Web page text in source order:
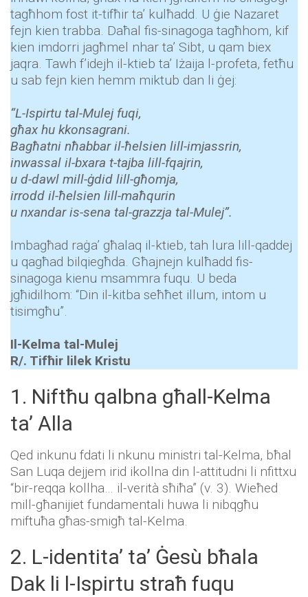
tagħhom fost it-tifħir ta’ kulħadd. U ġie Nazaret
fejn kien trabba. Daħal fis-sinagoga tagħhom, kif
kien imdorri jagħmel nhar ta’ Sibt, u qam biex
jaqra. Tawh f’idejh il-ktieb ta’ Iżaija l-profeta, fetħu
u sab fejn kien hemm miktub dan li ġej:
“L-Ispirtu tal-Mulej fuqi,
għax hu kkonsagrani.
Bagħatni nħabbar il-ħelsien lill-imjassrin,
inwassal il-bxara t-tajba lill-fqajrin,
u d-dawl mill-ġdid lill-għomja,
irrodd il-ħelsien lill-maħqurin
u nxandar is-sena tal-grazzja tal-Mulej”.
Imbagħad raġa’ għalaq il-ktieb, tah lura lill-qaddej
u qagħad bilqiegħda. Għajnejn kulħadd fis-
sinagoga kienu msammra fuqu. U beda
jgħidilhom: “Din il-kitba seħħet illum, intom u
tisimgħu”.
Il-Kelma tal-Mulej
R/. Tifħir lilek Kristu
1. Niftħu qalbna għall-Kelma
ta’ Alla
Qed inkunu fdati li nkunu ministri tal-Kelma, bħal
San Luqa dejjem irid ikollna din l-attitudni li nfittxu
“bir-reqqa kollha… il-verità sħiħa” (v. 3). Wieħed
mill-għanijiet fundamentali huwa li nibqgħu
miftuħa għas-smigħ tal-Kelma.
2. L-identita’ ta’ Ġesù bħala
Dak li l-Ispirtu straħ fuqu